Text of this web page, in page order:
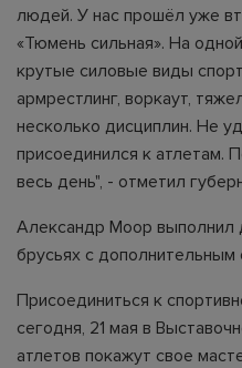
людей. У нас прошёл уже
«Тюмень сильная». На
крутые силовые виды
армрестлинг, воркаут,
несколько дисциплин. Не
присоединился к атлетам.
весь день", - отметил
Александр Моор выполнил
брусьях с
Присоединиться к
сегодня, 21 мая в
атлетов покажут свое